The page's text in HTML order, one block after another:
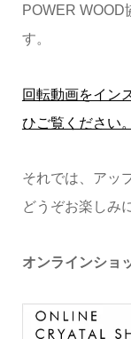
POWER WOOD
す。
回転動画をイン
ひご覧ください。
それでは、アッ
どうぞお楽しみ
オンラインショ